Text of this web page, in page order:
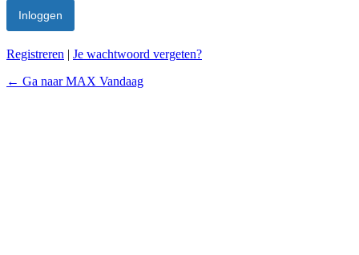
Registreren | Je wachtwoord vergeten?
← Ga naar MAX Vandaag